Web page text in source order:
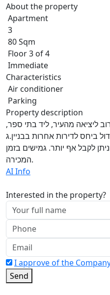
About the property
Apartment
3
80 Sqm
Floor 3 of 4
Immediate
Characteristics
Air conditioner
Parking
Property description
ליציאה מהעיר, ליד בתי ספר,
ביחס לדירות אחרות בבניין.ג
ב2500 ש"ח.וניתן לקבל אף יותר. גמישים בזמן
המכירה.
AI Info
Interested in the property?
I approve of the
Send